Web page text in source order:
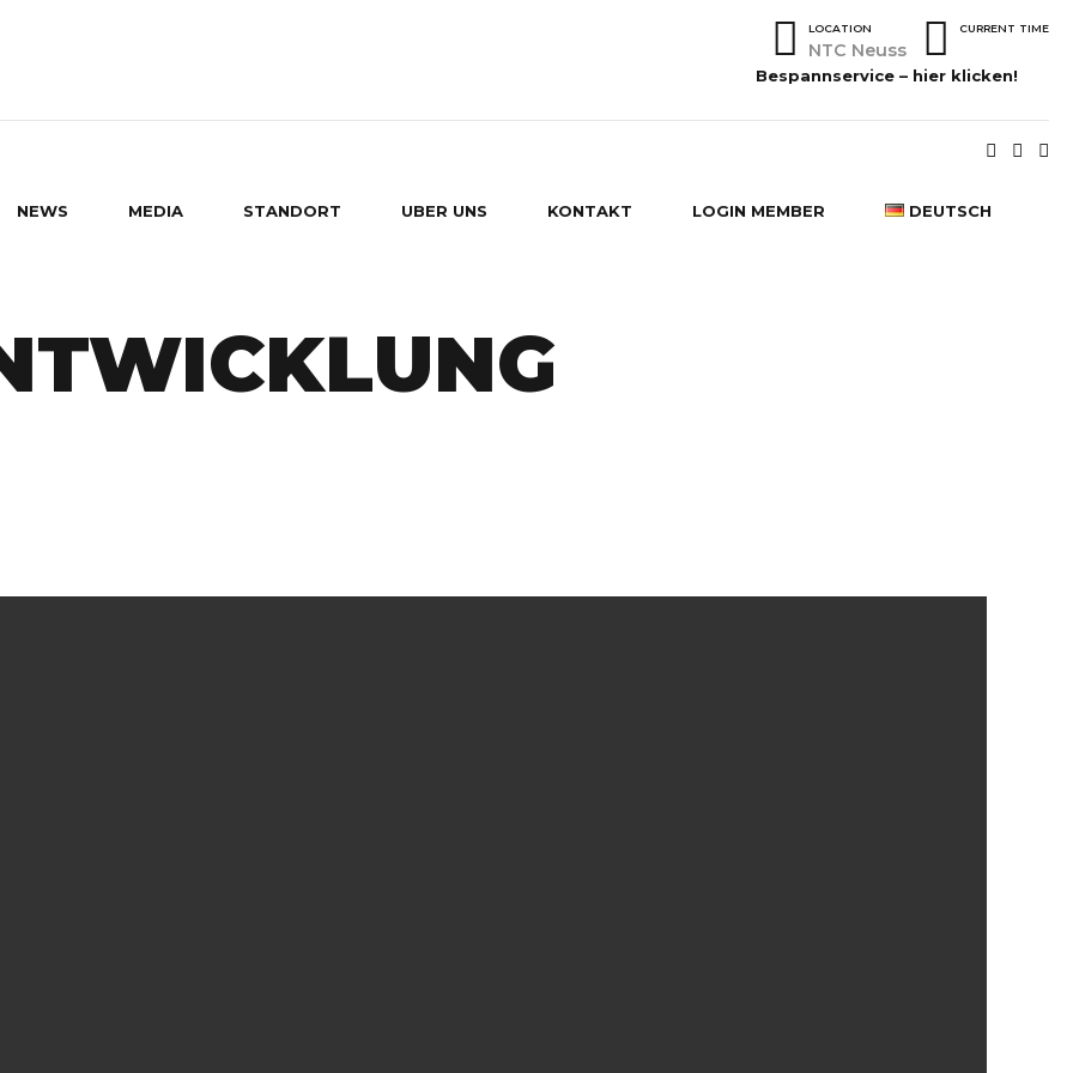
CURRENT TIME
LOCATION
NTC Neuss
Bespannservice – hier klicken!
NEWS MEDIA STANDORT UBER UNS KONTAKT LOGIN MEMBER DEUTSCH